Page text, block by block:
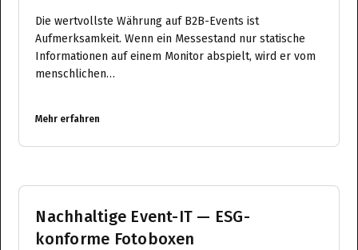
Die wertvollste Währung auf B2B-Events ist
Aufmerksamkeit. Wenn ein Messestand nur statische
Informationen auf einem Monitor abspielt, wird er vom
menschlichen…
Mehr erfahren
Nachhaltige Event-IT — ESG-
konforme Fotoboxen